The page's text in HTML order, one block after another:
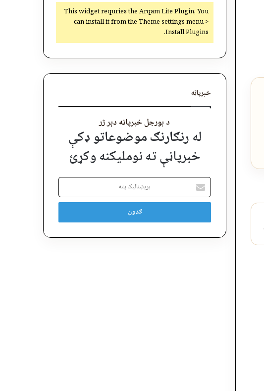
This widget requries the Arqam Lite Plugin, You
can install it from the Theme settings menu >
Install Plugins.
خبرپاڼه
د بورجل خبرپاڼه ډېر ژر
له رنګارنګ موضوعاتو ډکې
خبرپاڼې ته نوملیکنه وکړئ
برېښنالیک
پته